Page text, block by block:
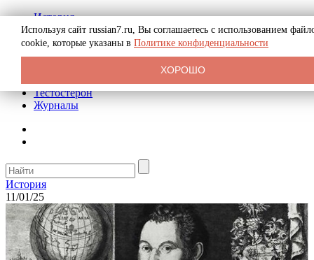
История
Биография
Криминал
Реклама на сайте
Тестостерон
Журналы
История
11/01/25
Используя сайт russian7.ru, Вы соглашаетесь с использованием
cookie, которые указаны в Политике конфиденциальности
ХОРОШО